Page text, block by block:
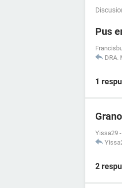
Pus
DRA.
1
Yissa29 -
2